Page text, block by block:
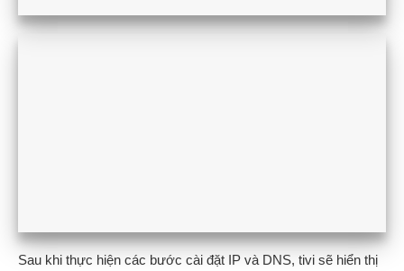
Sau khi thực hiện các bước cài đặt IP và DNS, tivi sẽ hiển thị